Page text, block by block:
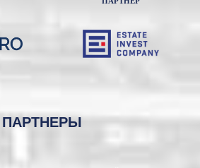
ПАРТНЕРЫ